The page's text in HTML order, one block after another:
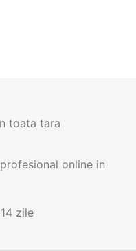
toata tara
online in
zile